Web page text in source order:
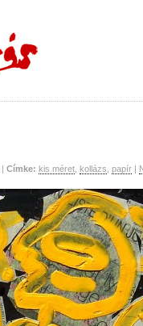
| Címke: kis méret kollázs papír |